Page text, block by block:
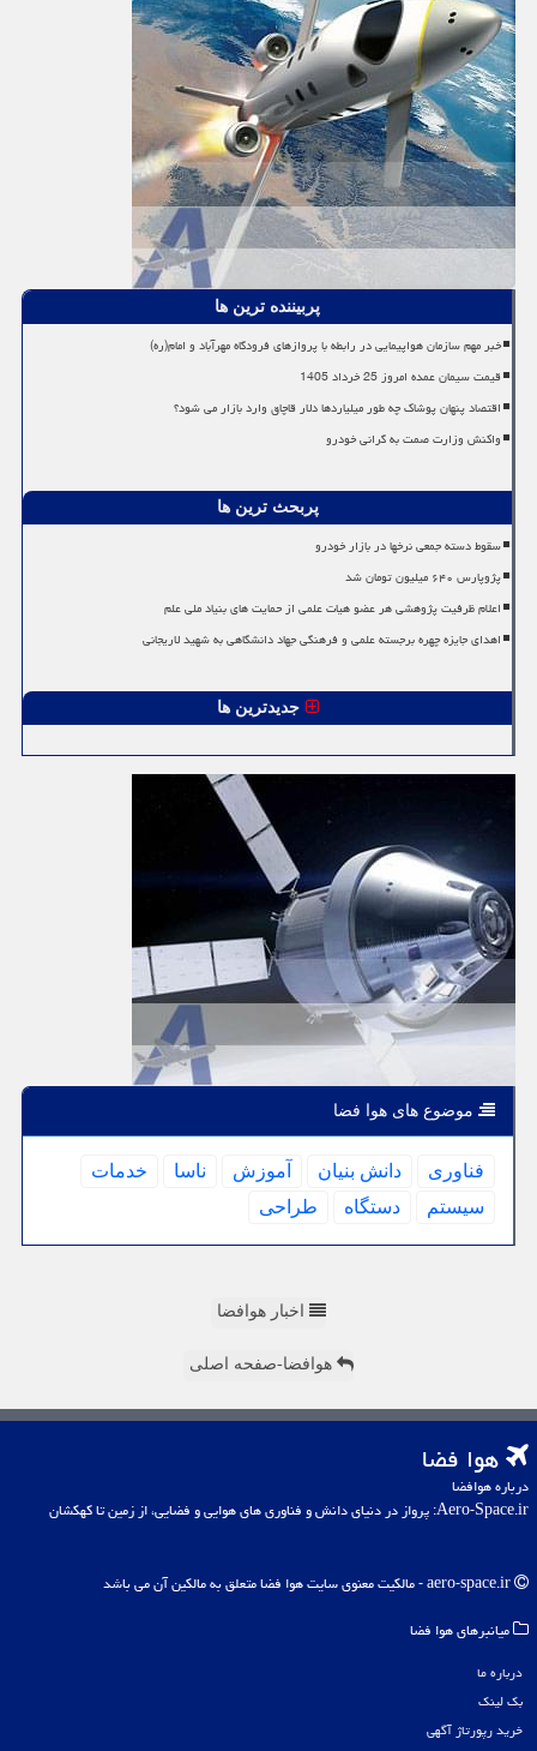
پربیننده ترین ها
خبر مهم سازمان هواپیمایی در رابطه با پروازهای فرودگاه مهرآباد و امام(ره)
قیمت سیمان عمده امروز 25 خرداد 1405
اقتصاد پنهان پوشاک چه طور میلیاردها دلار قاچاق وارد بازار می شود؟
واکنش وزارت صمت به گرانی خودرو
پربحث ترین ها
سقوط دسته جمعی نرخها در بازار خودرو
پژوپارس ۶۴۰ میلیون تومان شد
اعلام ظرفیت پژوهشی هر عضو هیات علمی از حمایت های بنیاد ملی علم
اهدای جایزه چهره برجسته علمی و فرهنگی جهاد دانشگاهی به شهید لاریجانی
جدیدترین ها
موضوع های هوا فضا
فناوری دانش بنیان آموزش ناسا
خدمات
سیستم
دستگاه طراحی
اخبار هوافضا
هوافضا-صفحه اصلی
هوا فضا
درباره هوافضا
Aero-Space.ir: پرواز در دنیای دانش و فناوری های هوایی و فضایی، از زمین تا کهکشان
میانبرهای هوا فضا
درباره ما
بک لینک
خرید رپورتاژ آگهی